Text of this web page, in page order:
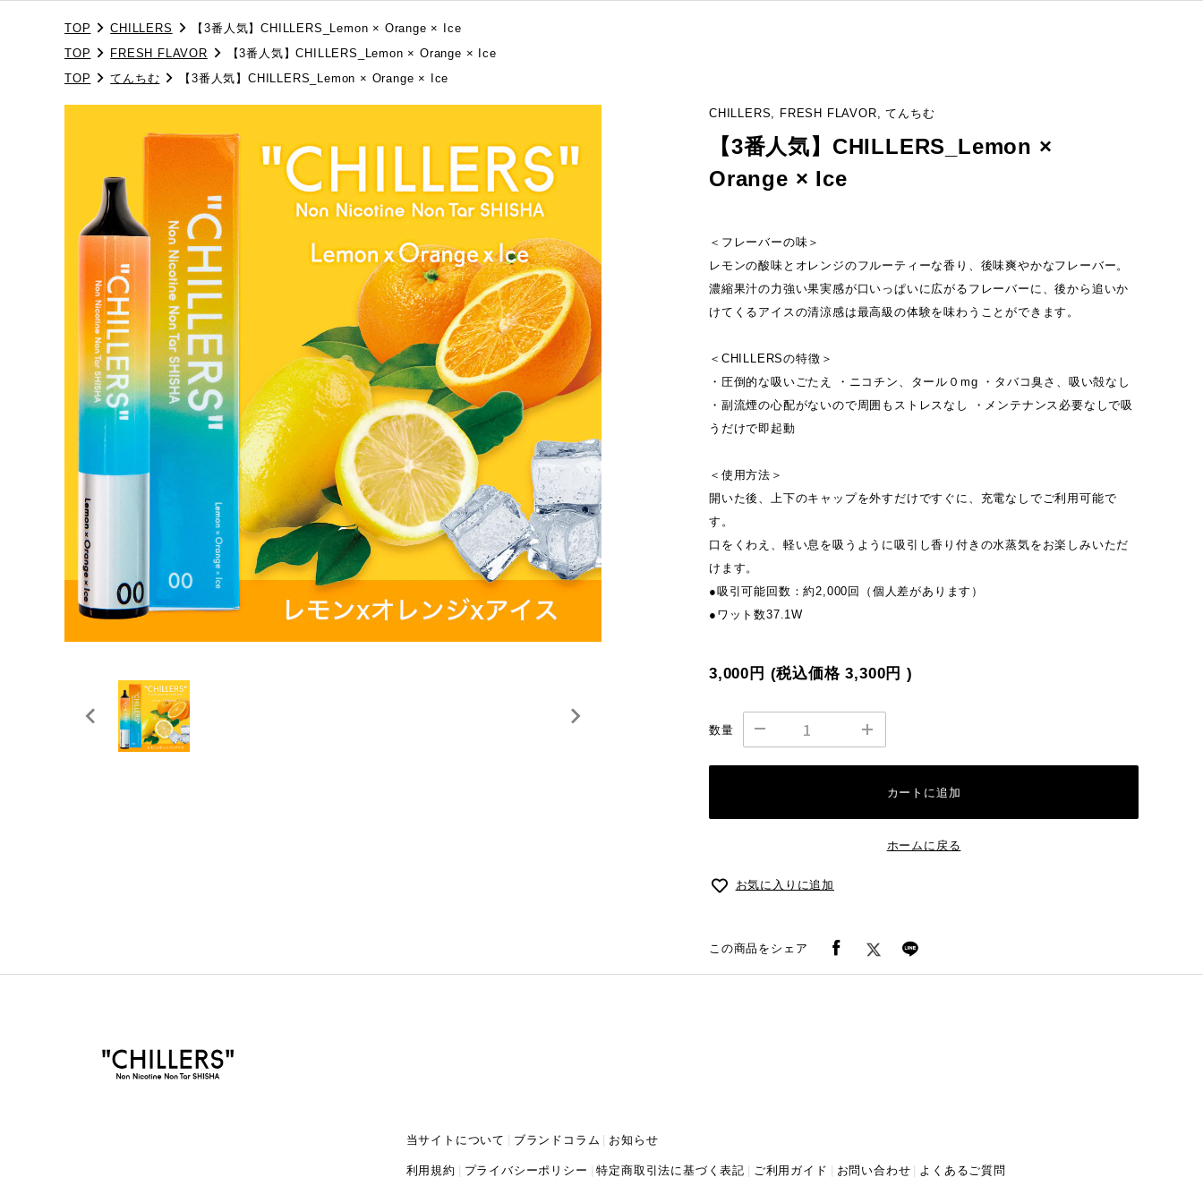
TOP CHILLERS
【3番人気】CHILLERS_Lemon × Orange × Ice
TOP
FRESH FLAVOR
【3番人気】CHILLERS_Lemon × Orange × Ice
TOP
てんちむ 【3番人気】CHILLERS_Lemon × Orange × Ice
CHILLERS, FRESH FLAVOR, てんちむ
【3番人気】CHILLERS_Lemon ×
Orange × Ice
＜フレーバーの味＞
レモンの酸味とオレンジのフルーティーな香り、後味爽やかなフレーバー。
濃縮果汁の力強い果実感が口いっぱいに広がるフレーバーに、後から追いか
けてくるアイスの清涼感は最高級の体験を味わうことができます。
＜CHILLERSの特徴＞
・圧倒的な吸いごたえ ・ニコチン、タール０mg ・タバコ臭さ、吸い殻なし
・副流煙の心配がないので周囲もストレスなし ・メンテナンス必要なしで吸
うだけで即起動
＜使用方法＞
開いた後、上下のキャップを外すだけですぐに、充電なしでご利用可能で
す。
口をくわえ、軽い息を吸うように吸引し香り付きの水蒸気をお楽しみいただ
けます。
●吸引可能回数：約2,000回（個人差があります）
●ワット数37.1W
3,000円 (税込価格3,300円 )
数量
カートに追加
ホームに戻る
お気に入りに追加
この商品をシェア
当サイトについて ブランドコラム お知らせ
利用規約 プライバシーポリシー 特定商取引法に基づく表記 ご利用ガイド お問い合わせ よくあるご質問